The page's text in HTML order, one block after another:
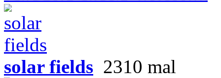
solar fields 2310 mal